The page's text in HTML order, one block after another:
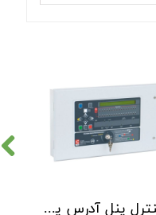
کنترل پنل آدرس پذیر C-TEC سری XFP دو لوپ 32 زون